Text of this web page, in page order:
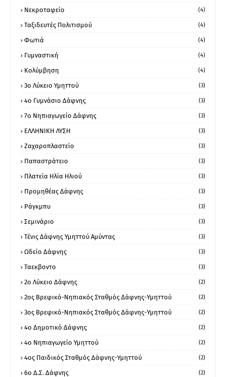
Νεκροταφείο (4)
Ταξιδευτές Πολιτισμού (4)
Φωτιά (4)
Γυμναστική (4)
Κολύμβηση (4)
3ο Λύκειο Υμηττού (3)
4ο Γυμνάσιο Δάφνης (3)
7ο Νηπιαγωγείο Δάφνης (3)
ΕΛΛΗΝΙΚΗ ΛΥΣΗ (3)
Ζαχαροπλαστείο (3)
Παπαστράτειο (3)
Πλατεία Ηλία Ηλιού (3)
Προμηθέας Δάφνης (3)
Ράγκμπυ (3)
Σεμινάριο (3)
Τένις Δάφνης Υμηττού Αμύντας (3)
Ωδείο Δάφνης (3)
Ταεκβοντο (3)
2ο Λύκειο Δάφνης (2)
2ος Βρεφικό-Νηπιακός Σταθμός Δάφνης-Υμηττού (2)
3ος Βρεφικό-Νηπιακός Σταθμός Δάφνης-Υμηττού (2)
4ο Δημοτικό Δάφνης (2)
4ο Νηπιαγωγείο Υμηττού (2)
4ος Παιδικός Σταθμός Δάφνης-Υμηττού (2)
6ο Δ.Σ. Δάφνης (2)